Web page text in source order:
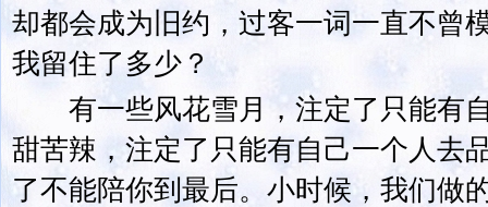
却都会成为旧约，过客一词一直不曾
我留住了多少？
有一些风花雪月，注定了只能有
甜苦辣，注定了只能有自己一个人去
了不能陪你到最后。小时候，我们做